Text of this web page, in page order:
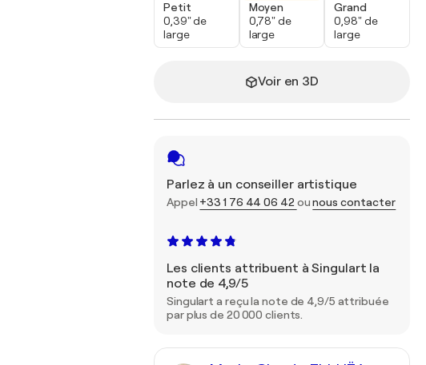
Petit
0,39" de
large
Moyen
0,78" de
large
Grand
0,98" de
large
Voir en 3D
Parlez à un conseiller artistique
Appel +33 1 76 44 06 42 ounous contacter
Les clients attribuent à Singulart la
note de 4,9/5
Singulart a reçu la note de 4,9/5 attribuée
par plus de 20 000 clients.